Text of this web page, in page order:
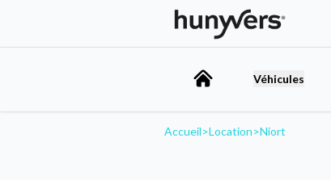
Véhicules
Accueil>Location>Niort